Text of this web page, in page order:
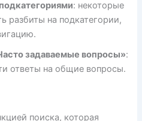
: некоторые
разбиты на подкатегории,
задаваемые вопросы»:
ответы на общие вопросы.
поиска, которая